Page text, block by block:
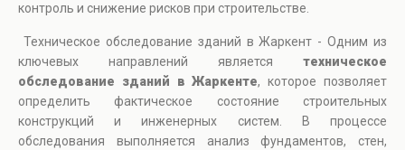
контроль и снижение рисков при строительстве.
Техническое обследование зданий в Жаркент - Одним из
ключевых направлений является техническое
обследование зданий в Жаркенте, которое позволяет
определить фактическое состояние строительных
конструкций и инженерных систем. В процессе
обследования выполняется анализ фундаментов, стен,